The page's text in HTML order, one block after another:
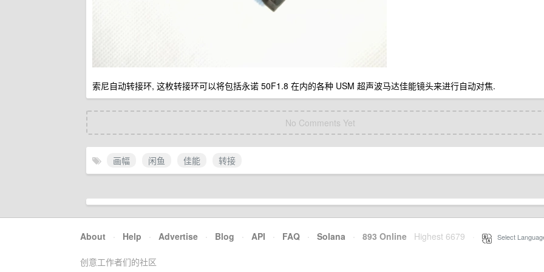
索尼自动转接环, 这枚转接环可以将包括永诺 50F1.8 在内的各种 USM 超声波马达佳能镜头来进行自动对焦.
No Comments Yet
画幅 闲鱼 佳能 转接
About · Help · Advertise · Blog · API · FAQ · Solana · 893 Online Highest 6679 Select
创意工作者们的社区